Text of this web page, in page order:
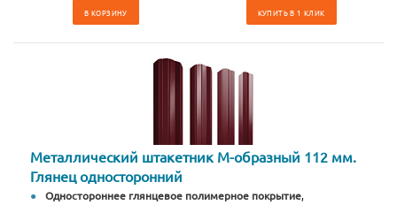
В КОРЗИНУ КУПИТЬ В 1 КЛИК
Металлический штакетник М-образный 112 мм.
Глянец односторонний
Одностороннее глянцевое полимерное покрытие,